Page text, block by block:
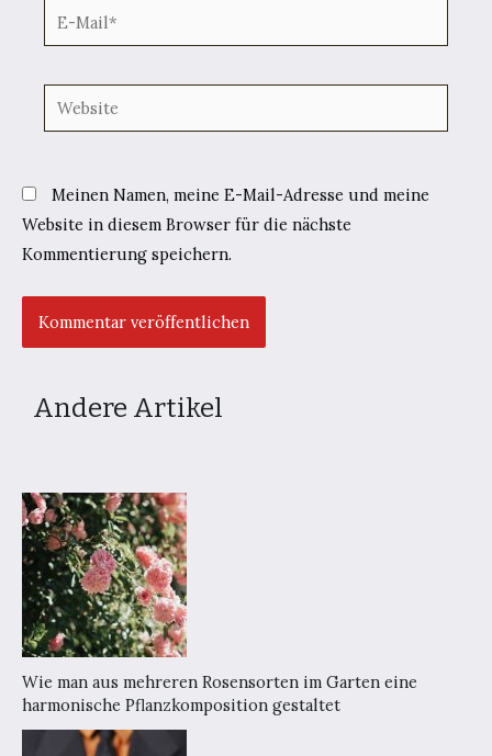
E-
Mail*
Website
Meinen Namen, meine E-Mail-Adresse und meine
Website in diesem Browser für die nächste
Kommentierung speichern.
Andere Artikel
Wie man aus mehreren Rosensorten im Garten eine
harmonische Pflanzkomposition gestaltet